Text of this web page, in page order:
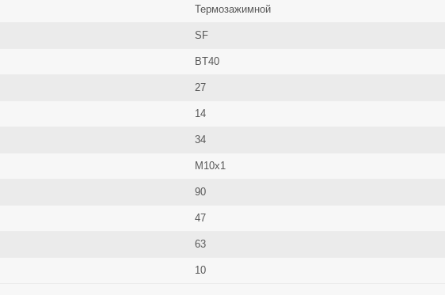
Термозажимной
SF
BT40
27
14
34
M10x1
90
47
63
10